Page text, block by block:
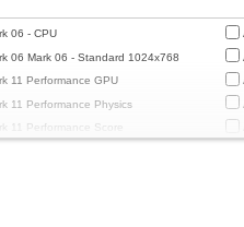
06 - CPU
06 Mark 06 - Standard 1024x768
11 Performance GPU
11 Performance Physics
11 Performance Score